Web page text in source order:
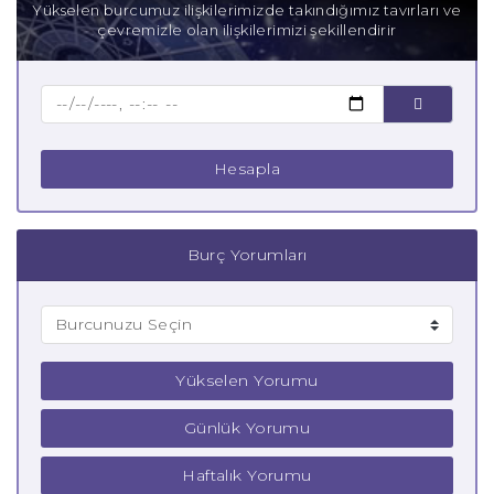
Baba Oğlak Burcu
Yükselen burcumuz ilişkilerimizde takındığımız tavırları ve
çevremizle olan ilişkilerimizi şekillendirir
Hesapla
Burç Yorumları
Yükselen Yorumu
Günlük Yorumu
Haftalık Yorumu